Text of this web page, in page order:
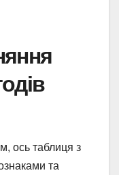
ось таблиця з
та